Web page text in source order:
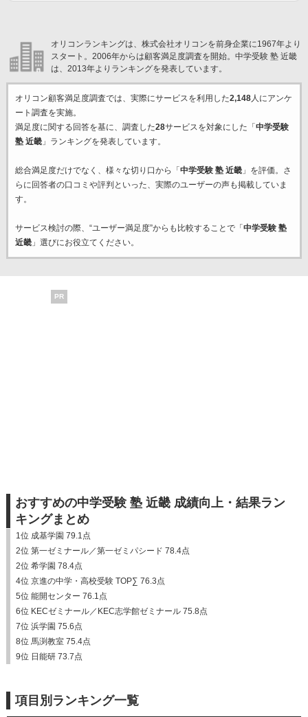
オリコンランキングは、株式会社オリコンを前身企業に1967年より
スタート。2006年からは顧客満足度調査を開始。中学受験 塾 近畿
は、2013年よりランキングを発表しています。
オリコン顧客満足度調査では、実際にサービスを利用した2,148人にアンケ
ート調査を実施。
満足度に関する回答を基に、調査した28サービスを対象にした「 中学受験
塾 近畿」ランキングを発表しています。
総合満足度だけでなく、様々な切り口から「 中学受験 塾 近畿」を評価。さ
らに回答者の口コミや評判といった、実際のユーザーの声も掲載していま
す。
サービス検討の際、“ユーザー満足度”からも比較することで「 中学受験 塾
近畿」選びにお役立てください。
PR
おすすめの中学受験 塾 近畿 成績向上・結果ラン
キングまとめ
1位 成基学園 79.1点
2位 第一ゼミナール／第一ゼミパシード 78.4点
2位 希学園 78.4点
4位 京進の中学・高校受験 TOP∑ 76.3点
5位 能開センター 76.1点
6位 KECゼミナール／KEC志学館ゼミナール 75.8点
7位 浜学園 75.6点
8位 馬渕教室 75.4点
9位 日能研 73.7点
項目別ランキング一覧